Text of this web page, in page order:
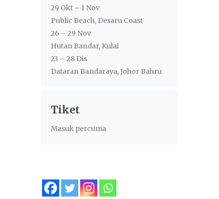
29 Okt – 1 Nov
Public Beach, Desaru Coast
26 – 29 Nov
Hutan Bandar, Kulai
23 – 28 Dis
Dataran Bandaraya, Johor Bahru
Tiket
Masuk percuma